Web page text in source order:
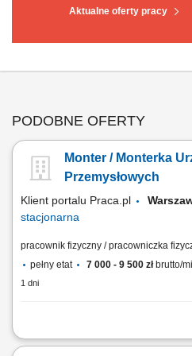
Aktualne oferty pracy
PODOBNE OFERTY
Monter / Monterka
Przemysłowych
Klient portalu Praca.pl
stacjonarna
pracownik fizyczny / pracowniczka
pełny etat
7 000 - 9 500 złbrutto/
1 dni
Wykonywanie montażu